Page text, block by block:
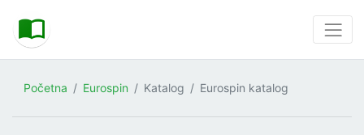
Početna Eurospin Katalog Eurospin katalog